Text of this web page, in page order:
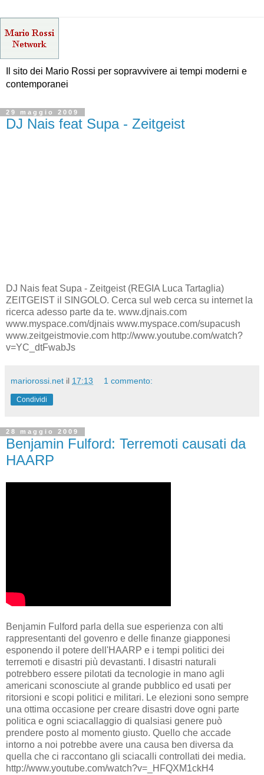
Il sito dei Mario Rossi per sopravvivere ai tempi moderni e
contemporanei
29 maggio 2009
DJ Nais feat Supa - Zeitgeist
DJ Nais feat Supa - Zeitgeist (REGIA Luca Tartaglia)
ZEITGEIST il SINGOLO. Cerca sul web cerca su internet la
ricerca adesso parte da te. www.djnais.com
www.myspace.com/djnais www.myspace.com/supacush
www.zeitgeistmovie.com http://www.youtube.com/watch?
v=YC_dtFwabJs
mariorossi.net il 17:13 1 commento:
Condividi
28 maggio 2009
Benjamin Fulford: Terremoti causati da
HAARP
Benjamin Fulford parla della sue esperienza con alti
rappresentanti del govenro e delle finanze giapponesi
esponendo il potere dell'HAARP e i tempi politici dei
terremoti e disastri più devastanti. I disastri naturali
potrebbero essere pilotati da tecnologie in mano agli
americani sconosciute al grande pubblico ed usati per
ritorsioni e scopi politici e militari. Le elezioni sono sempre
una ottima occasione per creare disastri dove ogni parte
politica e ogni sciacallaggio di qualsiasi genere può
prendere posto al momento giusto. Quello che accade
intorno a noi potrebbe avere una causa ben diversa da
quella che ci raccontano gli sciacalli controllati dei media.
http://www.youtube.com/watch?v=_HFQXM1ckH4